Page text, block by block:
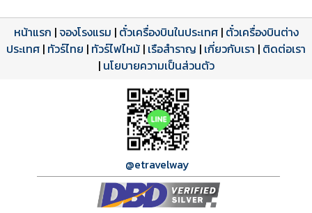
โปรแกรมทัวร์
ดาวน์โหลด PDF
รีวิวลูกค้าจริง
รีวิวจาก eTravelWay
เปิดหน้าเต็ม
ใบอนุญาตนำเที่ยว
เลขที่ 11/11450
เปิดหน้าเต็ม
หน้าแรก |จองโรงแรม | ตั๋วเครื่องบินในประเทศ| ตั๋วเครื่องบินต่าง
ประเทศ | ทัวร์ไทย | ทัวร์ไฟไหม้ | เรือสำราญ | เกี่ยวกับเรา | ติดต่อเรา
| นโยบายความเป็นส่วนตัว
@etravelway